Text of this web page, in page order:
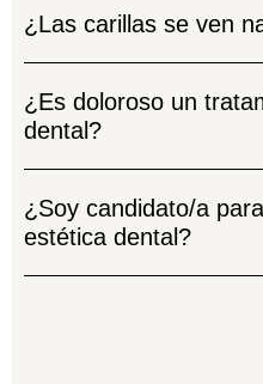
¿Las carillas se ven
¿Es doloroso un
dental?
¿Soy candidato/a
estética dental?